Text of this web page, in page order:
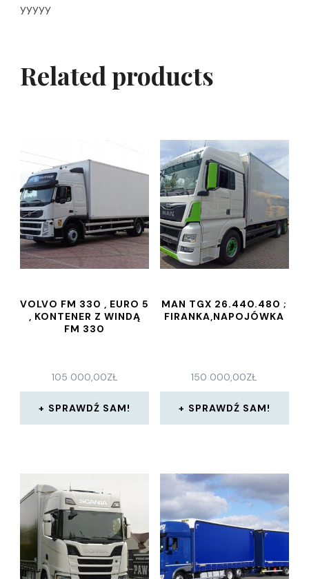
yyyyy
Related products
VOLVO FM 330 , EURO 5
, KONTENER Z WINDĄ
FM 330
105 000,00ZŁ
SPRAWDŹ SAM!
MAN TGX 26.440.480 ;
FIRANKA,NAPOJÓWKA
150 000,00ZŁ
SPRAWDŹ SAM!